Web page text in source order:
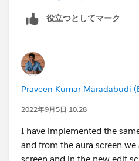
the aura component in the
Please mark it as the best
with my answer otherwise
needed.
役立つとしてマーク
Praveen Kumar Maradabudi
2022年9月5日 10:28
I have implemented the
and from the aura screen